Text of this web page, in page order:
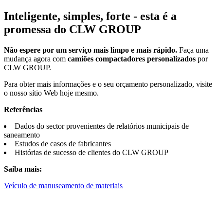
Inteligente, simples, forte - esta é a
promessa do CLW GROUP
Não espere por um serviço mais limpo e mais rápido. Faça uma
mudança agora com camiões compactadores personalizados por
CLW GROUP.
Para obter mais informações e o seu orçamento personalizado, visite
o nosso sítio Web hoje mesmo.
Referências
Dados do sector provenientes de relatórios municipais de
saneamento
Estudos de casos de fabricantes
Histórias de sucesso de clientes do CLW GROUP
Saiba mais:
Veículo de manuseamento de materiais